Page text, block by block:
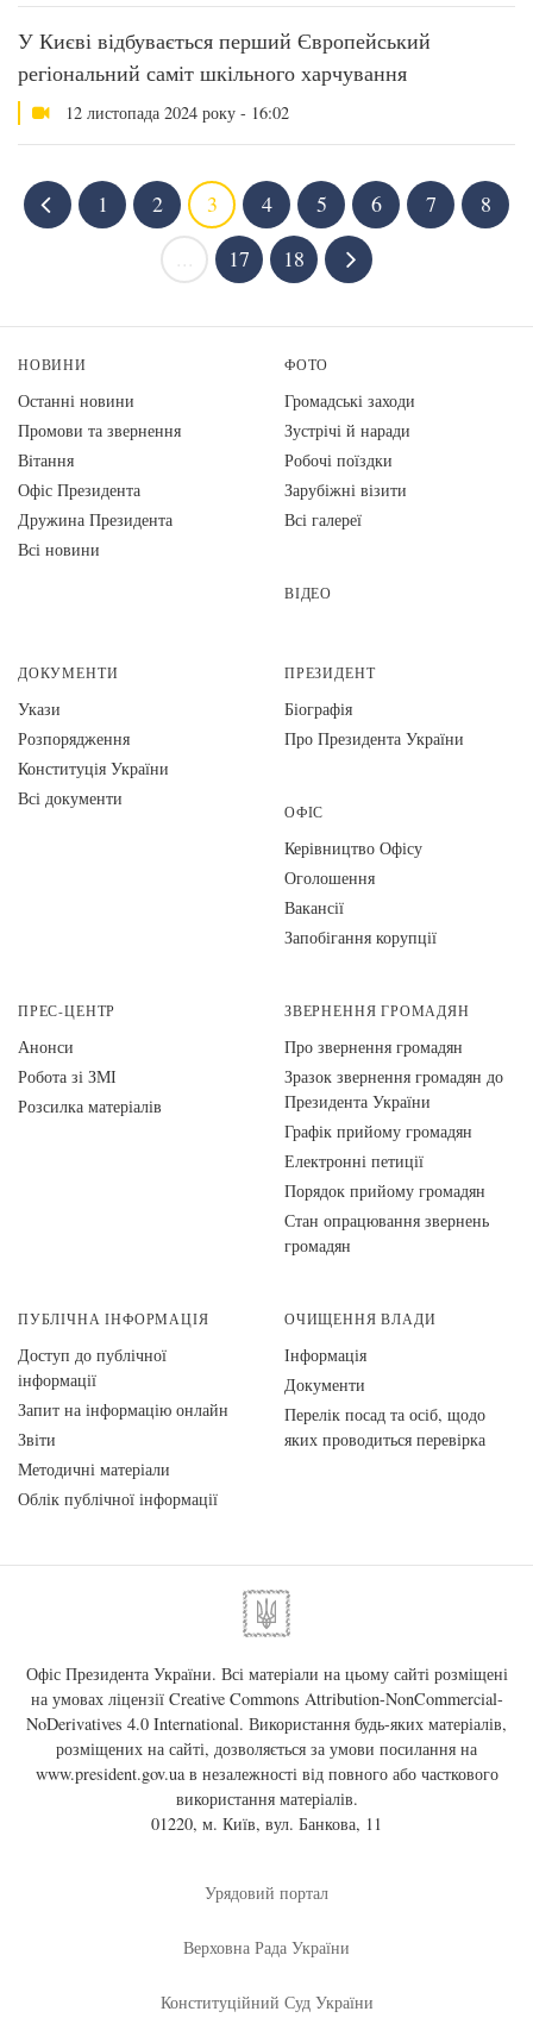
У Києві відбувається перший Європейський
регіональний саміт шкільного харчування
12 листопада 2024 року - 16:02
1 2 3 4 5 6 7
8
17 18
НОВИНИ
Останні новини
Промови та звернення
Вiтання
Офіс Президента
Дружина Президента
Всі новини
ФОТО
Громадські заходи
Зустрічі й наради
Робочі поїздки
Зарубіжні візити
Всі галереї
ВІДЕО
ДОКУМЕНТИ
Укази
Розпорядження
Конституція України
Всі документи
ПРЕЗИДЕНТ
Біографія
Про Президента України
ОФІС
Керівництво Офісу
Оголошення
Вакансії
Запобігання корупції
ПРЕС-ЦЕНТР
Анонси
Робота зі ЗМІ
Розсилка матеріалів
ЗВЕРНЕННЯ ГРОМАДЯН
Про звернення громадян
Зразок звернення громадян до
Президента України
Графік прийому громадян
Електронні петиції
Порядок прийому громадян
Стан опрацювання звернень
громадян
ПУБЛІЧНА ІНФОРМАЦІЯ
Доступ до публічної
інформації
Запит на інформацію онлайн
Звіти
Методичні матеріали
Облік публічної інформації
ОЧИЩЕННЯ ВЛАДИ
Інформація
Документи
Перелік посад та осіб, щодо
яких проводиться перевірка
Офіс Президента України. Всі матеріали на цьому сайті розміщені
на умовах ліцензії Creative Commons Attribution-NonCommercial-
NoDerivatives 4.0 International. Використання будь-яких матеріалів,
розміщених на сайті, дозволяється за умови посилання на
www.president.gov.uaв незалежності від повного або часткового
використання матеріалів.
01220, м. Київ, вул. Банкова, 11
Урядовий портал
Верховна Рада України
Конституційний Суд України